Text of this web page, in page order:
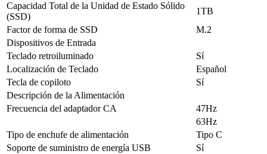
Capacidad Total de la Unidad de Estado Sólido
(SSD)
1TB
Factor de forma de SSD
M.2
Dispositivos de Entrada
Teclado retroiluminado
Sí
Localización de Teclado
Español
Tecla de copiloto
Sí
Descripción de la Alimentación
Frecuencia del adaptador CA
47Hz
63Hz
Tipo de enchufe de alimentación
Tipo C
Soporte de suministro de energía USB
Sí